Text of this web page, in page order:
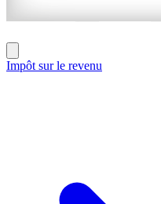
Impôt sur le revenu